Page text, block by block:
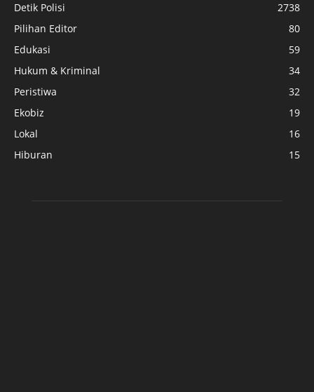
Detik Polisi
2738
Pilihan Editor
80
Edukasi
59
Hukum & Kriminal
34
Peristiwa
32
Ekobiz
19
Lokal
16
Hiburan
15